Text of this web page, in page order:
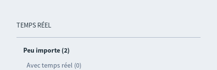
TEMPS RÉEL
Peu importe (2)
Avec temps réel (0)